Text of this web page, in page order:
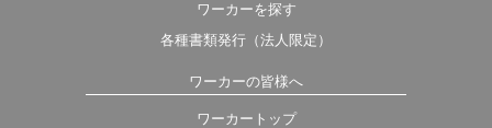
ワーカーを探す
各種書類発行（法人限定）
ワーカーの皆様へ
ワーカートップ